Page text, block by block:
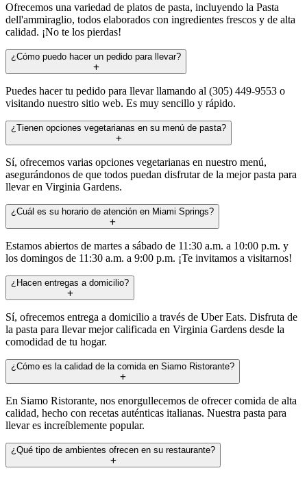
Ofrecemos una variedad de platos de pasta, incluyendo la Pasta
dell'ammiraglio, todos elaborados con ingredientes frescos y de alta
calidad. ¡No te los pierdas!
¿Cómo puedo hacer un pedido para llevar?
Puedes hacer tu pedido para llevar llamando al (305) 449-9553 o
visitando nuestro sitio web. Es muy sencillo y rápido.
¿Tienen opciones vegetarianas en su menú de pasta?
Sí, ofrecemos varias opciones vegetarianas en nuestro menú,
asegurándonos de que todos puedan disfrutar de la mejor pasta para
llevar en Virginia Gardens.
¿Cuál es su horario de atención en Miami Springs?
Estamos abiertos de martes a sábado de 11:30 a.m. a 10:00 p.m. y
los domingos de 11:30 a.m. a 9:00 p.m. ¡Te invitamos a visitarnos!
¿Hacen entregas a domicilio?
Sí, ofrecemos entrega a domicilio a través de Uber Eats. Disfruta de
la pasta para llevar mejor calificada en Virginia Gardens desde la
comodidad de tu hogar.
¿Cómo es la calidad de la comida en Siamo Ristorante?
En Siamo Ristorante, nos enorgullecemos de ofrecer comida de alta
calidad, hecho con recetas auténticas italianas. Nuestra pasta para
llevar es increíblemente popular.
¿Qué tipo de ambientes ofrecen en su restaurante?